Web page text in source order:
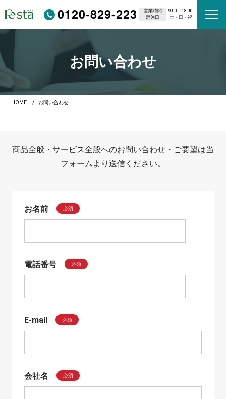
0120-829-223 営業時間
9:00～18:00
定休日
土・日・祝
お問い合わせ
HOME お問い合わせ
商品全般・サービス全般へのお問い合わせ・ご要望は当
フォームより送信ください。
お名前 必須
電話番号 必須
E-mail 必須
会社名 必須